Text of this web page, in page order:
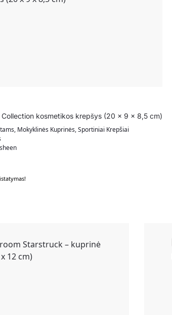
Collection kosmetikos krepšys (20 x 9 x 8,5 cm)
Mokyklinės Kuprinės, Sportiniai Krepšiai